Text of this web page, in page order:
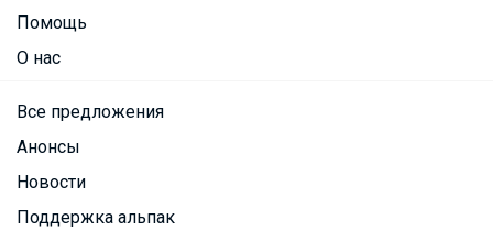
Помощь
О нас
Все предложения
Анонсы
Новости
Поддержка альпак